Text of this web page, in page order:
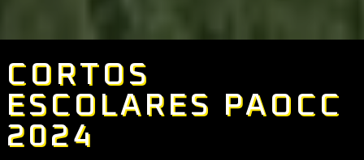
CORTOS
ESCOLARES PAOCC
2024